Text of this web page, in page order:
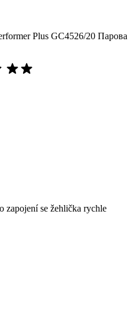
Plus GC4526/20 Парова
zapojení se žehlička rychle